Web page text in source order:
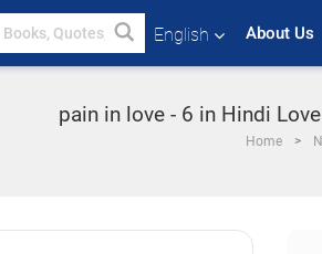
English About Us
pain in love - 6 in Hindi
Home